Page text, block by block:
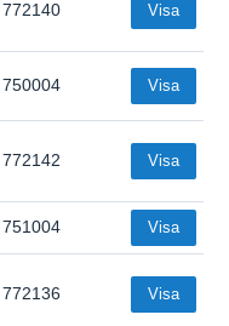
772140 Visa
750004 Visa
772142 Visa
751004 Visa
772136 Visa